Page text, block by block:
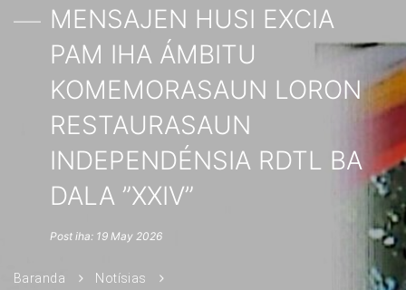
MENSAJEN HUSI EXCIA
PAM IHA ÁMBITU
KOMEMORASAUN LORON
RESTAURASAUN
INDEPENDÉNSIA RDTL BA
DALA ”XXIV”
Post iha: 19 May 2026
Baranda
Notísias